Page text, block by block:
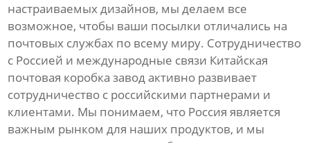
настраиваемых дизайнов, мы делаем все
возможное, чтобы ваши посылки отличались на
почтовых службах по всему миру. Сотрудничество
с Россией и международные связи Китайская
почтовая коробка завод активно развивает
сотрудничество с российскими партнерами и
клиентами. Мы понимаем, что Россия является
важным рынком для наших продуктов, и мы